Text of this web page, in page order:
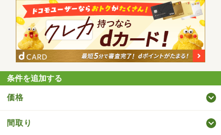
条件を追加する
価格
間取り